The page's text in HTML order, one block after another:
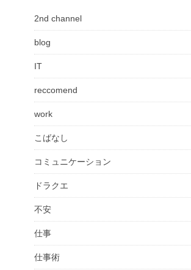
2nd channel
blog
IT
reccomend
work
こばなし
コミュニケーション
ドラクエ
不安
仕事
仕事術